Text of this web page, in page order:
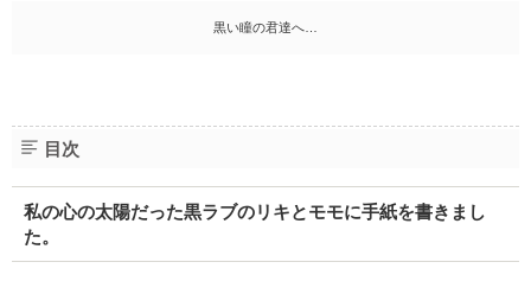
黒い瞳の君達へ…
目次
私の心の太陽だった黒ラブのリキとモモに手紙を書きまし
た。